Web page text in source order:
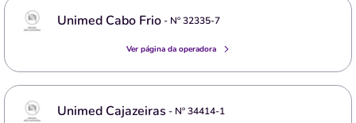
Unimed Cabo Frio- Nº32335-7
Ver página da operadora
Unimed Cajazeiras - Nº34414-1